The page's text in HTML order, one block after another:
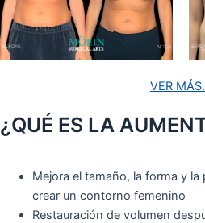
VER
¿QUÉ ES LA
Mejora el tamaño, la forma y
crear un contorno femenino
Restauración de volumen